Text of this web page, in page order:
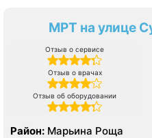
МРТ на улице
Отзыв о сервисе
Отзыв о врачах
Отзыв об оборудовании
Район: Марьина Роща